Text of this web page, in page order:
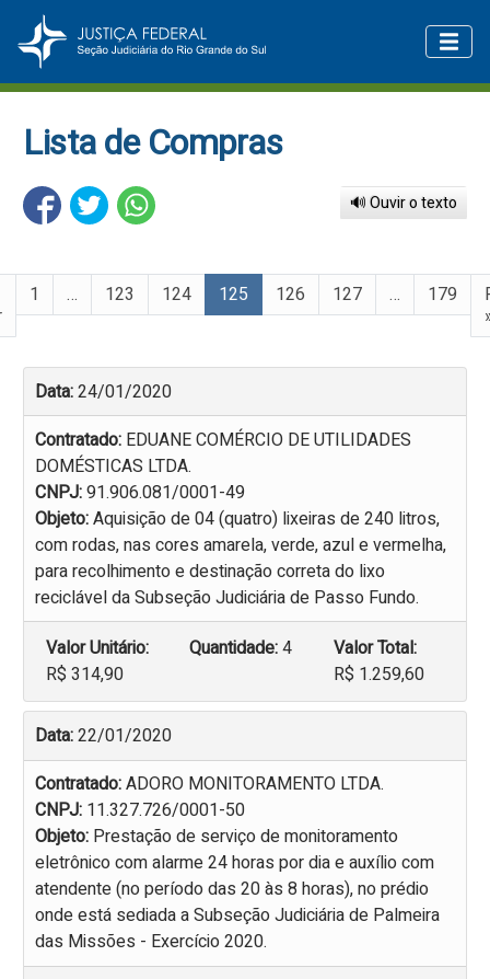
Lista de Compras
🔊 Ouvir o texto
1 … 123 124 125 126 127 … 179
Data:24/01/2020
Contratado: EDUANE COMÉRCIO DE UTILIDADES
DOMÉSTICAS LTDA.
CNPJ:91.906.081/0001-49
Objeto:Aquisição de 04 (quatro) lixeiras de 240 litros,
com rodas, nas cores amarela, verde, azul e vermelha,
para recolhimento e destinação correta do lixo
reciclável da Subseção Judiciária de Passo Fundo.
Valor Unitário:
R$ 314,90
Quantidade:4
Valor Total:
R$ 1.259,60
Data:22/01/2020
Contratado:ADORO MONITORAMENTO LTDA.
CNPJ: 11.327.726/0001-50
Objeto: Prestação de serviço de monitoramento
eletrônico com alarme 24 horas por dia e auxílio com
atendente (no período das 20 às 8 horas), no prédio
onde está sediada a Subseção Judiciária de Palmeira
das Missões - Exercício 2020.